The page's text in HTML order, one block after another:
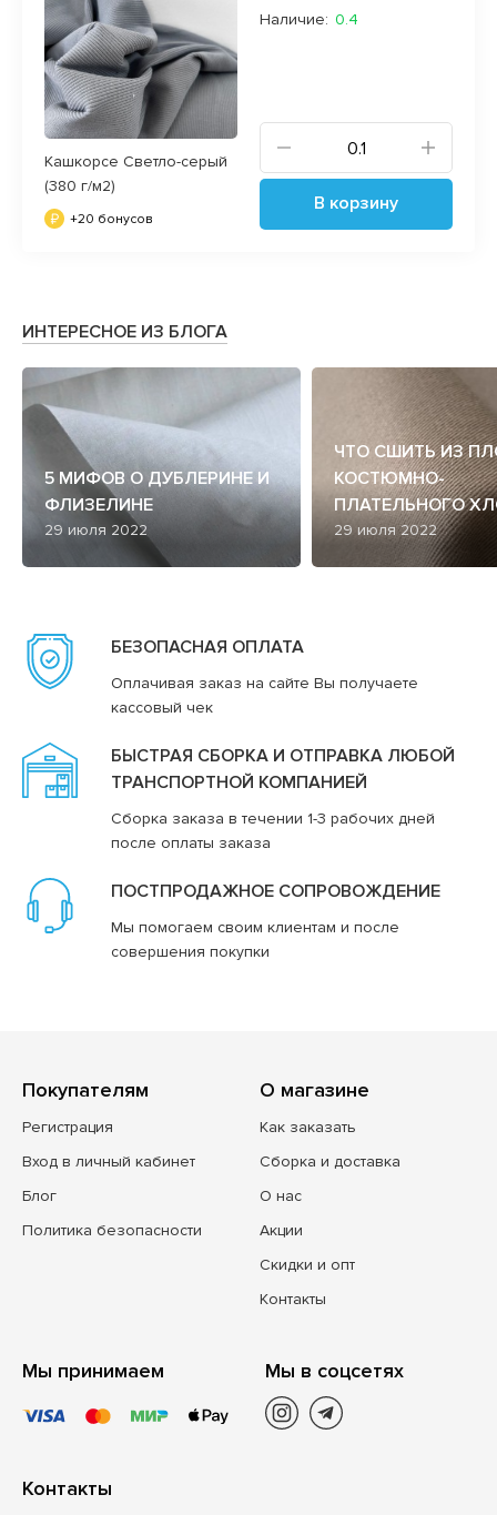
Кашкорсе Светло-серый
(380 г/м2)
+20 бонусов
Наличие: 0.4
В корзину
ИНТЕРЕСНОЕ ИЗ БЛОГА
5 МИФОВ О ДУБЛЕРИНЕ И
ФЛИЗЕЛИНЕ
29 июля 2022
ЧТО СШИТЬ ИЗ
КОСТЮМНО-
ПЛАТЕЛЬНОГО
29 июля 2022
БЕЗОПАСНАЯ ОПЛАТА
Оплачивая заказ на сайте Вы получаете
кассовый чек
БЫСТРАЯ СБОРКА И ОТПРАВКА ЛЮБОЙ
ТРАНСПОРТНОЙ КОМПАНИЕЙ
Сборка заказа в течении 1-3 рабочих дней
после оплаты заказа
ПОСТПРОДАЖНОЕ СОПРОВОЖДЕНИЕ
Мы помогаем своим клиентам и после
совершения покупки
Покупателям
Регистрация
Вход в личный кабинет
Блог
Политика безопасности
О магазине
Как заказать
Сборка и доставка
О нас
Акции
Скидки и опт
Контакты
Мы принимаем Мы в соцсетях
Контакты